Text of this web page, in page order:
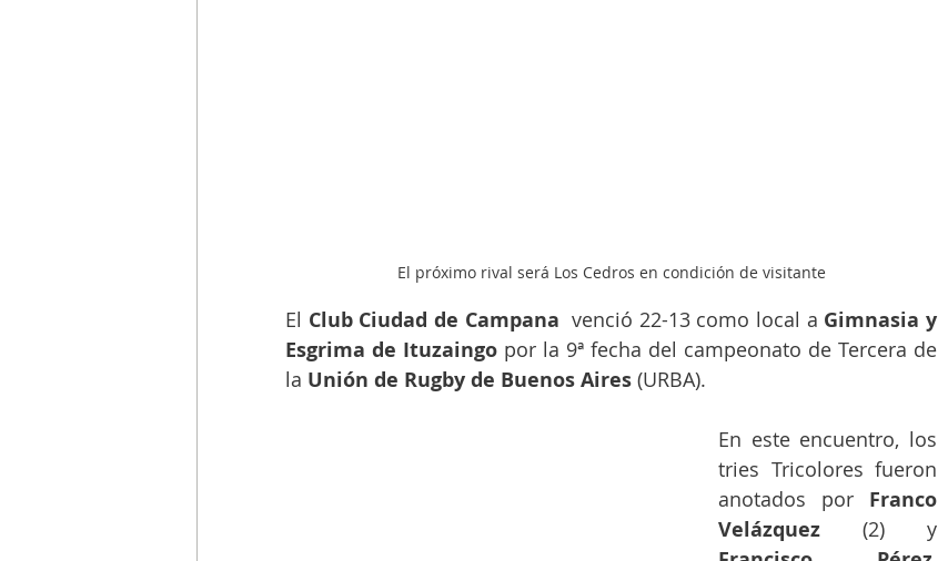
El próximo rival será Los Cedros en condición de visitante
El Club Ciudad de Campana venció 22-13 como local a Gimnasia y
Esgrima de Ituzaingo por la 9ª fecha del campeonato de Tercera de
la Unión de Rugby de Buenos Aires (URBA).
En este encuentro, los
tries Tricolores fueron
anotados por Franco
Velázquez